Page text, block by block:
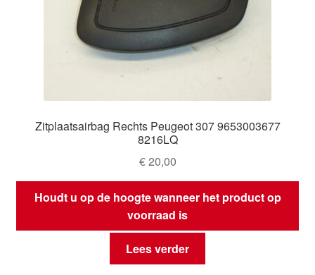
Zitplaatsairbag Rechts Peugeot 307 9653003677
8216LQ
€20,00
Houdt u op de hoogte wanneer het product op
voorraad is
Lees verder